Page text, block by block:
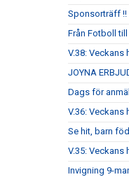
Sponsorträff !!
Från Fotboll
V.38: Veckans
JOYNA
Dags för
V.36: Veckans
Se hit, barn
V.35: Veckans
Invigning 9-